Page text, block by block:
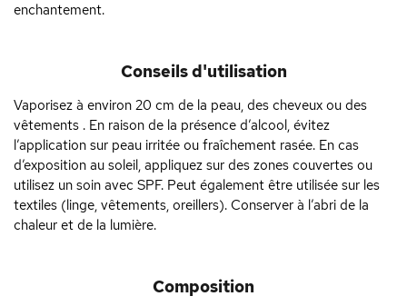
enchantement.
Conseils d'utilisation
Vaporisez à environ 20 cm de la peau, des cheveux ou des
vêtements . En raison de la présence d’alcool, évitez
l’application sur peau irritée ou fraîchement rasée. En cas
d’exposition au soleil, appliquez sur des zones couvertes ou
utilisez un soin avec SPF. Peut également être utilisée sur les
textiles (linge, vêtements, oreillers). Conserver à l’abri de la
chaleur et de la lumière.
Composition